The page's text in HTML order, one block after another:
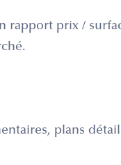
rapport prix /
plans